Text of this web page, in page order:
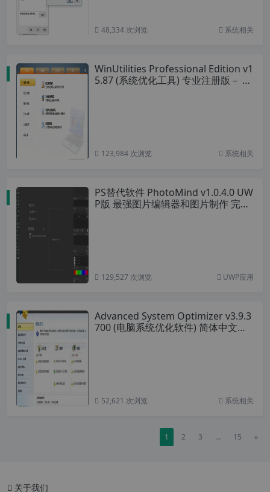
48,334 次浏览 系统相关
WinUtilities Professional Edition v1
5.87 (系统优化工具) 专业注册版－ 解
123,984 次浏览 系统相关
PS替代软件 PhotoMind v1.0.4.0 UW
P版 最强图片编辑器和图片制作 完美
129,527 次浏览 UWP应用
Advanced System Optimizer v3.9.3
700 (电脑系统优化软件) 简体中文破
52,621 次浏览 系统相关
1 2 3 ... 15 »
关于我们